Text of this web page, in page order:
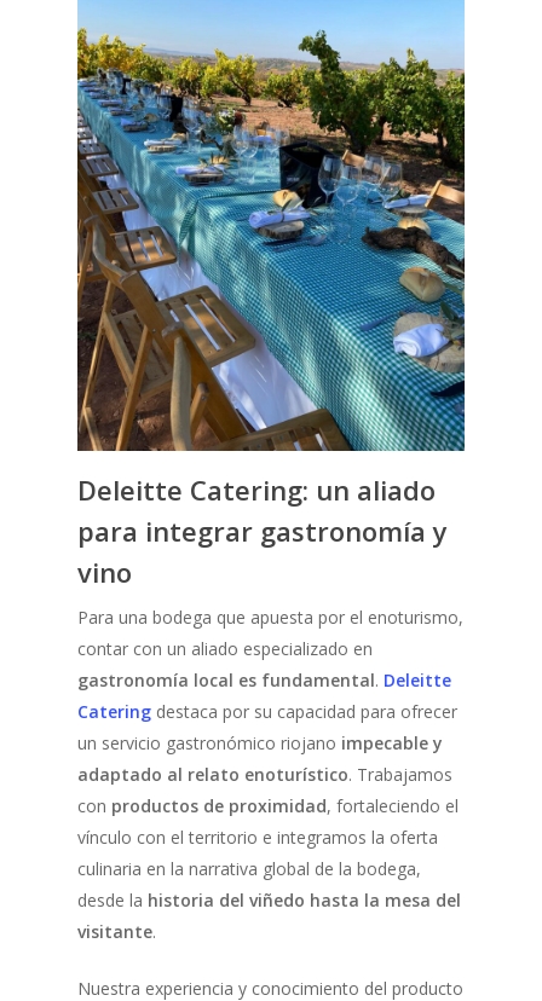
Deleitte Catering: un aliado
para integrar gastronomía y
vino
Para una bodega que apuesta por el enoturismo,
contar con un aliado especializado en
gastronomía local es fundamental. Deleitte
Catering destaca por su capacidad para ofrecer
un servicio gastronómico riojano impecable y
adaptado al relato enoturístico. Trabajamos
con productos de proximidad, fortaleciendo el
vínculo con el territorio e integramos la oferta
culinaria en la narrativa global de la bodega,
desde la historia del viñedo hasta la mesa del
visitante.
Nuestra experiencia y conocimiento del producto